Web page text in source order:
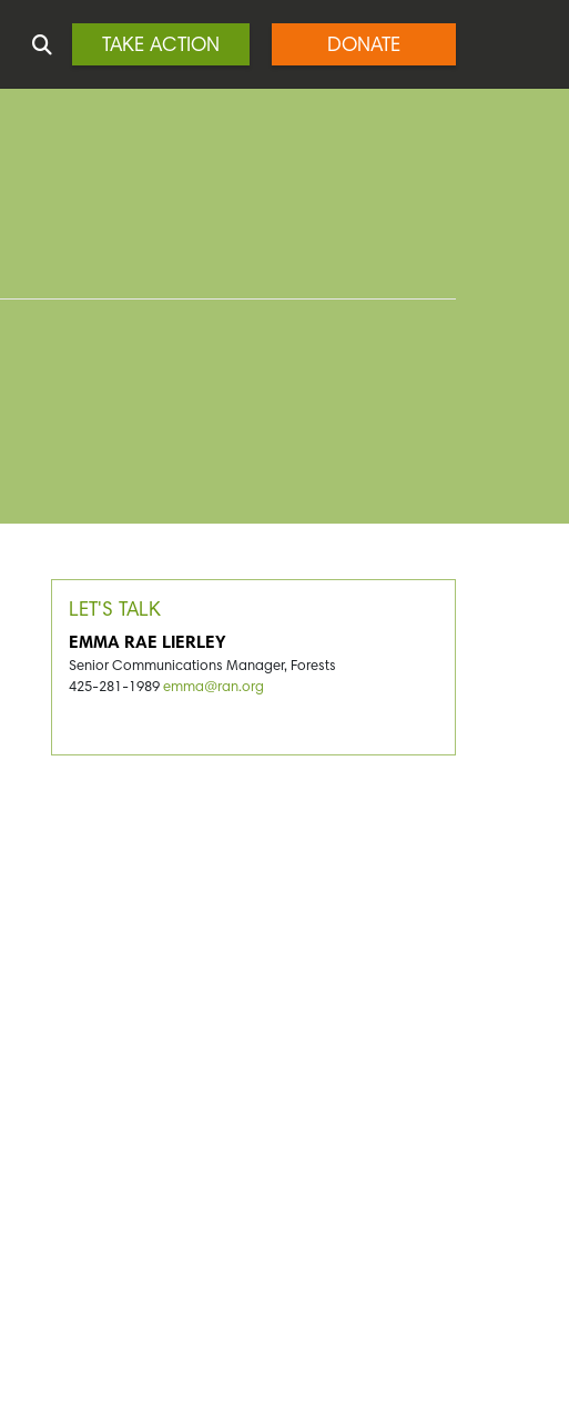
TAKE ACTION DONATE
LET'S TALK
EMMA RAE LIERLEY
Senior Communications Manager, Forests
425-281-1989 emma@ran.org